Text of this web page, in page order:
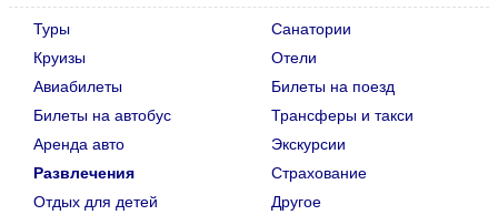
Туры
Санатории
Круизы
Отели
Авиабилеты
Билеты на поезд
Билеты на автобус
Трансферы и такси
Аренда авто
Экскурсии
Развлечения
Страхование
Отдых для детей
Другое